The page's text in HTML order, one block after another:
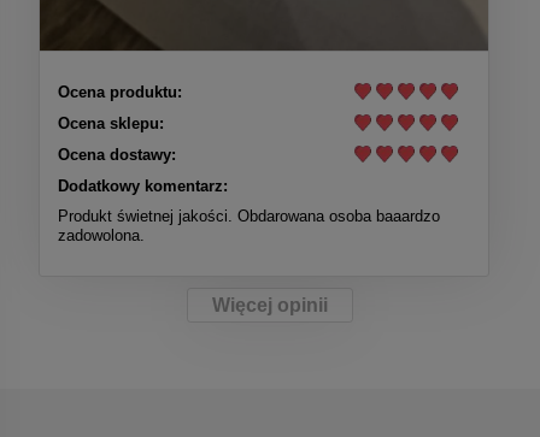
Ocena produktu:
Ocena sklepu:
Ocena dostawy:
Dodatkowy komentarz:
Produkt świetnej jakości. Obdarowana osoba baaardzo
zadowolona.
Więcej opinii